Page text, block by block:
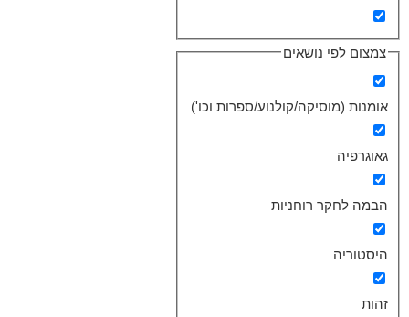
צמצום לפי נושאים
אומנות (מוסיקה/קולנוע/ספרות וכו')
גאוגרפיה
הבמה לחקר רוחניות
היסטוריה
זהות